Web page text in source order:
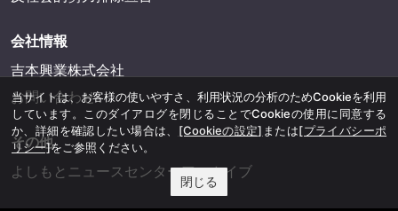
会社情報
吉本興業株式会社
お問い合わせ
その他
よしもとニュースセンターアーカイブ
当サイトは、お客様の使いやすさ、利用状況の分析のためCookieを利用
しています。このダイアログを閉じることでCookieの使用に同意する
か、詳細を確認したい場合は、 [Cookieの設定] または[プライバシーポ
リシー]をご参照ください。
閉じる